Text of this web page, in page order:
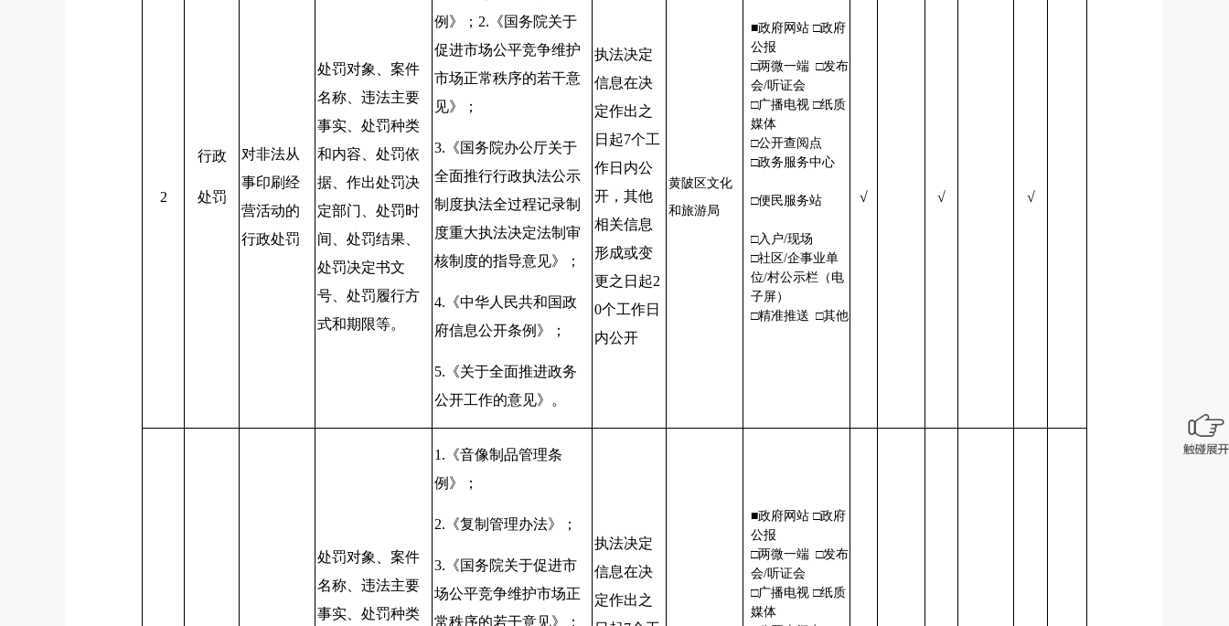
2
行政
处罚
对非法从
事印刷经
营活动的
行政处罚
处罚对象、案件
名称、违法主要
事实、处罚种类
和内容、处罚依
据、作出处罚决
定部门、处罚时
间、处罚结果、
处罚决定书文
号、处罚履行方
式和期限等。
例》； 2. 《国务院关于
促进市场公平竞争维护
市场正常秩序的若干意
见》；
3. 《国务院办公厅关于
全面推行行政执法公示
制度执法全过程记录制
度重大执法决定法制审
核制度的指导意见》；
4. 《中华人民共和国政
府信息公开条例》；
5. 《关于全面推进政务
公开工作的意见》
。
执法决定
信息在决
定作出之
日起7个工
作日内公
开，其他
相关信息
形成或变
更之日起2
0个工作日
内公开
黄陂区文化
和旅游局
■政府网站 □政府
公报
□两微一端 □发布
会/听证会
□广播电视 □纸质
媒体
□公开查阅点
□政务服务中心
□便民服务站
□入户/现场
□社区/企事业单
位/村公示栏（电
子屏）
□精准推送 □其他
√ √ √
处罚对象、案件
名称、违法主要
事实、处罚种类
1. 《音像制品管理条
例》；
2. 《复制管理办法》；
3. 《国务院关于促进市
场公平竞争维护市场正
常秩序的若干意见》；
执法决定
信息在决
定作出之
■政府网站 □政府
公报
□两微一端 □发布
会/听证会
□广播电视 □纸质
媒体